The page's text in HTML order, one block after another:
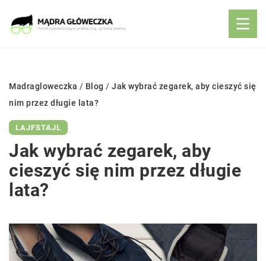
Madragloweczka / Blog / Jak wybrać zegarek, aby cieszyć się
nim przez długie lata?
LAJFSTAJL
Jak wybrać zegarek, aby
cieszyć się nim przez długie
lata?